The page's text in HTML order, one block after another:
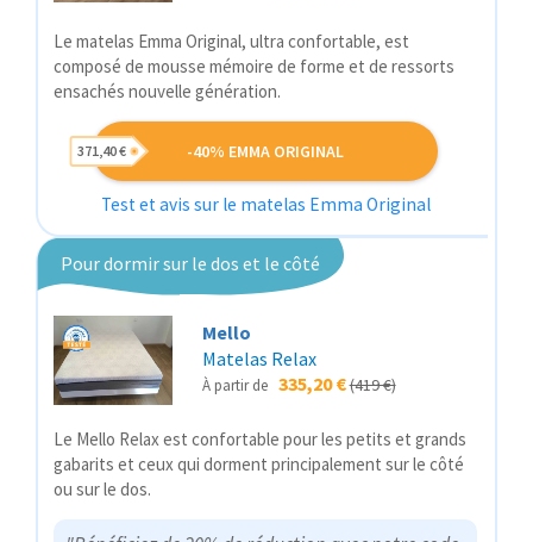
Le matelas Emma Original, ultra confortable, est
composé de mousse mémoire de forme et de ressorts
ensachés nouvelle génération.
-40% EMMA ORIGINAL
371,40 €
Test et avis sur le matelas Emma Original
Pour dormir sur le dos et le côté
Mello
Matelas Relax
À partir de 335,20 €(419 €)
Le Mello Relax est confortable pour les petits et grands
gabarits et ceux qui dorment principalement sur le côté
ou sur le dos.